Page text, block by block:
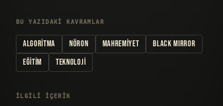
BU YAZIDAKI KAVRAMLAR
ALGORITMA NÖRON MAHREMIYET
BLACK MIRROR
EĞITIM
TEKNOLOJI
İLGILI IÇERIK